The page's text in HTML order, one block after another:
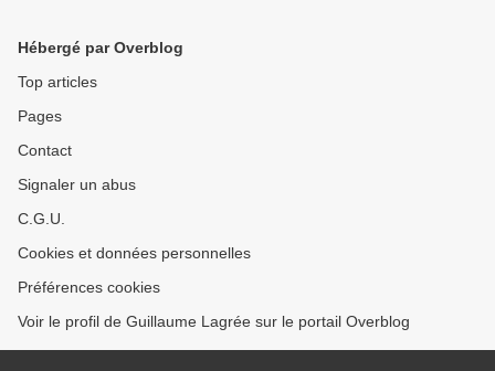
Hébergé par Overblog
Top articles
Pages
Contact
Signaler un abus
C.G.U.
Cookies et données personnelles
Préférences cookies
Voir le profil de Guillaume Lagrée sur le portail Overblog